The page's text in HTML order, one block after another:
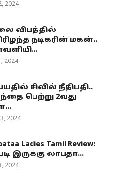
2024
விபத்தில்
நடிகரின் மகன்..
2024
சிவில் நீதிபதி..
பெற்று 2வது
2024
Ladies Tamil Review:
இருக்கு லாபதா...
2024